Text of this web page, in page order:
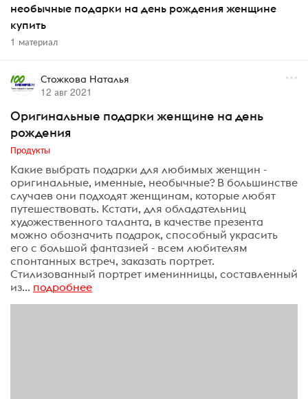
необычные подарки на день рождения женщине
купить
1 материал
Стожкова Наталья
12 авг 2021
Оригинальные подарки женщине на день
рождения
Продукты
Какие выбрать подарки для любимых женщин -
оригинальные, именные, необычные? В большинстве
случаев они подходят женщинам, которые любят
путешествовать. Кстати, для обладательниц
художественного таланта, в качестве презента
можно обозначить подарок, способный украсить
его с большой фантазией - всем любителям
спонтанных встреч, заказать портрет.
Стилизованный портрет именинницы, составленный
из... подробнее